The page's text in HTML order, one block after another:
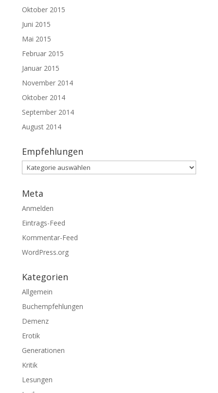
Oktober 2015
Juni 2015
Mai 2015
Februar 2015
Januar 2015
November 2014
Oktober 2014
September 2014
August 2014
Empfehlungen
Empfehlungen
Meta
Anmelden
Eintrags-Feed
Kommentar-Feed
WordPress.org
Kategorien
Allgemein
Buchempfehlungen
Demenz
Erotik
Generationen
Kritik
Lesungen